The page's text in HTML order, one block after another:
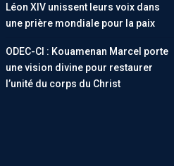
Léon XIV unissent leurs voix dans
une prière mondiale pour la paix
ODEC-CI : Kouamenan Marcel porte
une vision divine pour restaurer
l’unité du corps du Christ